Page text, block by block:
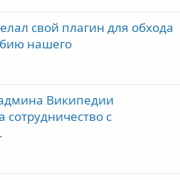
свой плагин для обхода
нашего
Википедии
сотрудничество с